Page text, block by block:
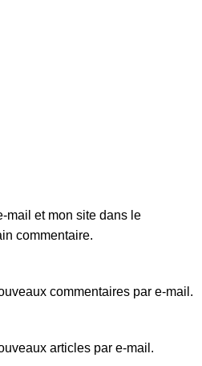
mail et mon site dans le
commentaire.
commentaires par e-mail.
articles par e-mail.